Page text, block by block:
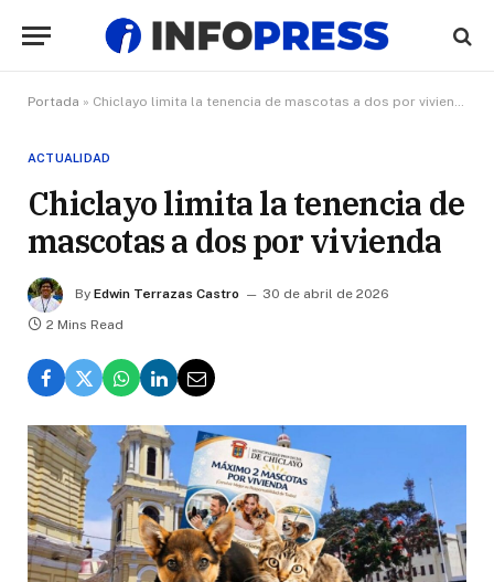
Portada » Chiclayo limita la tenencia de mascotas a dos por vivienda
ACTUALIDAD
Chiclayo limita la tenencia de
mascotas a dos por vivienda
By Edwin Terrazas Castro
30 de abril de 2026
2 Mins Read